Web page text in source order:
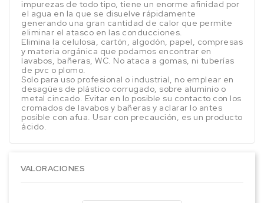
impurezas de todo tipo, tiene un enorme afinidad por
el agua en la que se disuelve rápidamente
generando una gran cantidad de calor que permite
eliminar el atasco en las conducciones.
Elimina la celulosa, cartón, algodón, papel, compresas
y materia orgánica que podamos encontrar en
lavabos, bañeras, WC. No ataca a gomas, ni tuberías
de pvc o plomo.
Solo para uso profesional o industrial, no emplear en
desagües de plástico corrugado, sobre aluminio o
metal cincado. Evitar en lo posible su contacto con los
cromados de lavabos y bañeras y aclarar lo antes
posible con afua. Usar con precaución, es un producto
ácido.
VALORACIONES